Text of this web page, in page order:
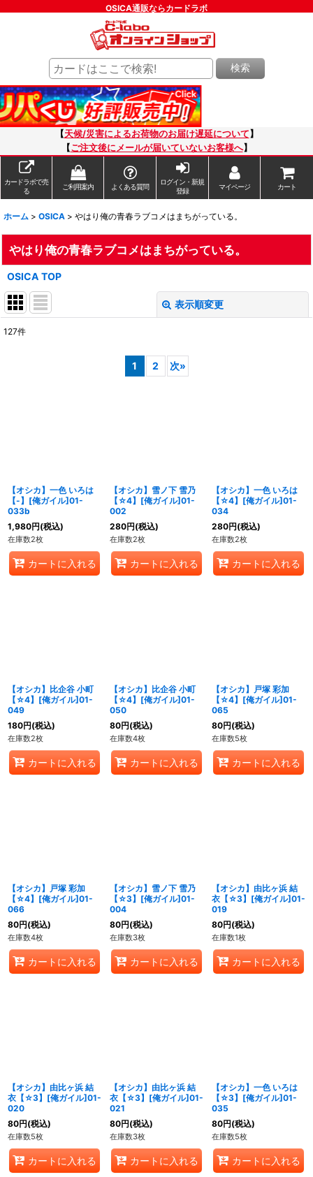
OSICA通販ならカードラボ
検索
【天候/災害によるお荷物のお届け遅延について 】
【ご注文後にメールが届いていないお客様へ】
カードラボで売
る
ご利用案内 よくある質問
ログイン・新規
登録
マイページ カート
ホーム > OSICA > やはり俺の青春ラブコメはまちがっている。
やはり俺の青春ラブコメはまちがっている。
OSICA TOP
表示順変更
127件
1 2 次»
【オシカ】一色 いろは
【-】[俺ガイル]01-
033b
1,980円(税込)
在庫数2枚
カートに入れる
【オシカ】雪ノ下 雪乃
【☆4】[俺ガイル]01-
002
280円(税込)
在庫数2枚
カートに入れる
【オシカ】一色 いろは
【☆4】[俺ガイル]01-
034
280円(税込)
在庫数2枚
カートに入れる
【オシカ】比企谷 小町
【☆4】[俺ガイル]01-
049
180円(税込)
在庫数2枚
カートに入れる
【オシカ】比企谷 小町
【☆4】[俺ガイル]01-
050
80円(税込)
在庫数4枚
カートに入れる
【オシカ】戸塚 彩加
【☆4】[俺ガイル]01-
065
80円(税込)
在庫数5枚
カートに入れる
【オシカ】戸塚 彩加
【☆4】[俺ガイル]01-
066
80円(税込)
在庫数4枚
カートに入れる
【オシカ】雪ノ下 雪乃
【☆3】[俺ガイル]01-
004
80円(税込)
在庫数3枚
カートに入れる
【オシカ】由比ヶ浜 結
衣【☆3】[俺ガイル]01-
019
80円(税込)
在庫数1枚
カートに入れる
【オシカ】由比ヶ浜 結
衣【☆3】[俺ガイル]01-
020
80円(税込)
在庫数5枚
カートに入れる
【オシカ】由比ヶ浜 結
衣【☆3】[俺ガイル]01-
021
80円(税込)
在庫数3枚
カートに入れる
【オシカ】一色 いろは
【☆3】[俺ガイル]01-
035
80円(税込)
在庫数5枚
カートに入れる